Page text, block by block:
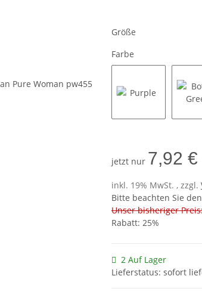
Größe
Farbe
jetzt nur 7,92 €
inkl. 19% MwSt. , zzgl.
Bitte beachten Sie
Unser bisheriger
Rabatt: 25%
2 Auf Lager
Lieferstatus: sofort